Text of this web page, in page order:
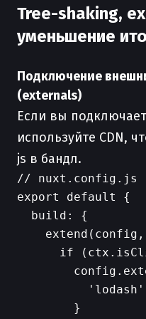
Tree-shaking,
уменьшение
Подключение
(externals)
Если вы
используйте CDN,
js в бандл.
// nuxt.config.js
export default {
  build: {
if
        }